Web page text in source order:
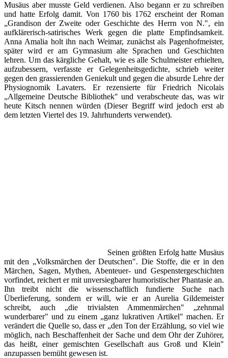
Musäus aber musste Geld verdienen. Also begann er zu schreiben
und hatte Erfolg damit. Von 1760 bis 1762 erscheint der Roman
„Grandison der Zweite oder Geschichte des Herrn von N.", ein
aufklärerisch-satirisches Werk gegen die platte Empfindsamkeit.
Anna Amalia holt ihn nach Weimar, zunächst als Pagenhofmeister,
später wird er am Gymnasium alte Sprachen und Geschichten
lehren. Um das kärgliche Gehalt, wie es alle Schulmeister erhielten,
aufzubessern, verfasste er Gelegenheitsgedichte, schrieb weiter
gegen den grassierenden Geniekult und gegen die absurde Lehre der
Physiognomik Lavaters. Er rezensierte für Friedrich Nicolais
„Allgemeine Deutsche Bibliothek" und verabscheute das, was wir
heute Kitsch nennen würden (Dieser Begriff wird jedoch erst ab
dem letzten Viertel des 19. Jahrhunderts verwendet).
Seinen größten Erfolg hatte Musäus
mit den „Volksmärchen der Deutschen". Die Stoffe, die er in den
Märchen, Sagen, Mythen, Abenteuer- und Gespenstergeschichten
vorfindet, reichert er mit unversiegbarer humoristischer Phantasie an.
Ihn treibt nicht die wissenschaftlich fundierte Suche nach
Überlieferung, sondern er will, wie er an Aurelia Gildemeister
schreibt, auch „die trivialsten Ammenmärchen" „zehnmal
wunderbarer" und zu einem „ganz lukrativen Artikel" machen. Er
verändert die Quelle so, dass er „den Ton der Erzählung, so viel wie
möglich, nach Beschaffenheit der Sache und dem Ohr der Zuhörer,
das heißt, einer gemischten Gesellschaft aus Groß und Klein"
anzupassen bemüht gewesen ist.